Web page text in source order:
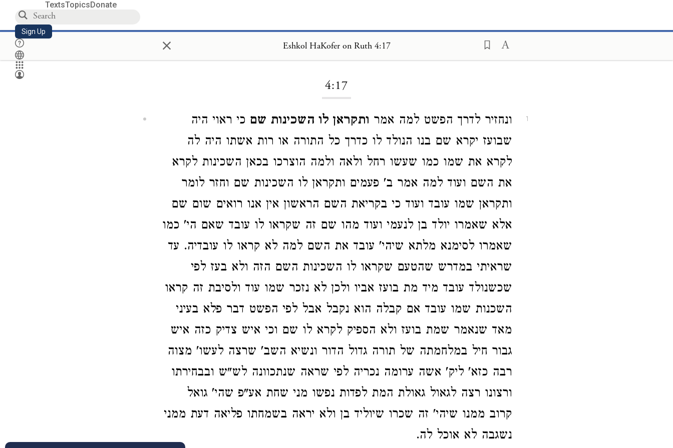
TextsTopicsDonate
Sign Up × Eshkol HaKofer on Ruth 4:17
4:17
1 ונחזיר לדרך הפשט למה אמר ותקראן לו השכינות שם כי ראוי היה
שבועז יקרא שם בנו הנולד לו כדרך כל התורה או רות אשתו היה לה
לקרא את שמו כמו שעשו רחל ולאה ולמה הוצרכו בכאן השכינות לקרא
את השם ועוד למה אמר ב' פעמים ותקראן לו השכינות שם וחזר לומר
ותקראן שמו עובד ועוד כי בקריאת השם הראשון אין אנו רואים שום שם
אלא שאמרו יולד בן לנעמי ועוד מהו שם זה שקראו לו עובד שאם הי' כמו
שאמרו לסימנא מלתא שיהי' עובד את השם למה לא קראו לו עובדיה. עד
שראיתי במדרש שהטעם שקראו לו השכינות השם הזה ולא בעז לפי
שכשנולד עובד מיד מת בועז אביו ולכן לא נזכר שמו עוד ולסיבת זה קראו
השכנות שמו עובד אם קבלה הוא נקבל אבל לפי הפשט דבר פלא בעיני
מאד שנאמר שמת בועז ולא הספיק לקרא לו שם וכי איש צדיק כזה איש
גבור חיל במלחמתה של תורה גדול הדור ונשיא השב' שרצה לעשו' מצוה
רבה כזא' ליק' אשה ערומה נכריה לפי שראה שנתכוונה לש"ש ובבחירתו
ורצונו רצה לגאול גאולת המת לפדות נפשו מני שחת אע"פ שהי' גואל
קרוב ממנו שיהי' זה שכרו שיוליד בן ולא יראה בשמחתו פליאה דעת ממני
נשגבה לא אוכל לה.